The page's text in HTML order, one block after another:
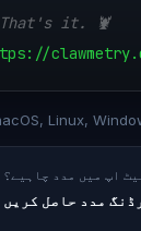
That's it. 🦞
Linux,
اپ میں مدد چاہیے؟
مدد حاصل کریں